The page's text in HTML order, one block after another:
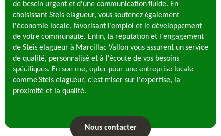
de besoin urgent et d'une communication fluide. En
choisissant Steis elagueur, vous soutenez également
l'économie locale, favorisant l'emploi et le développement
de votre communauté. Enfin, la réputation et l'engagement
de Steis elagueur à Marcillac Vallon vous assurent un service
de qualité, personnalisé et à l'écoute de vos besoins
spécifiques. En somme, opter pour une entreprise locale
comme Steis elagueur, c'est miser sur l'expertise, la
proximité et la qualité.
Nous contacter